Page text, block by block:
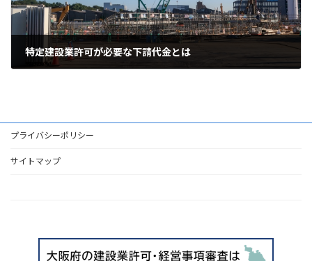
特定建設業許可が必要な下請代金とは
プライバシーポリシー
サイトマップ